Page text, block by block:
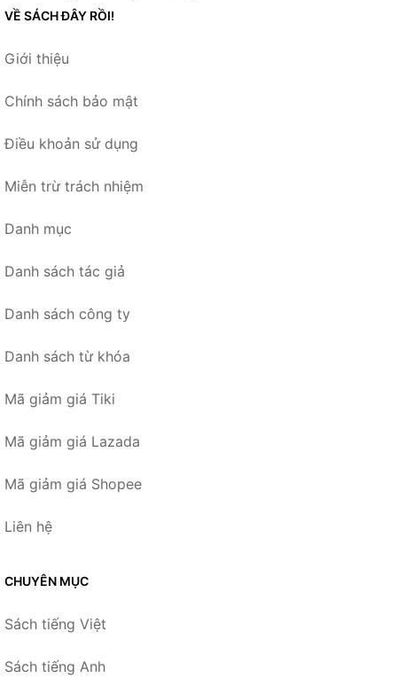
VỀ SÁCH ĐÂY RỒI!
Giới thiệu
Chính sách bảo mật
Điều khoản sử dụng
Miễn trừ trách nhiệm
Danh mục
Danh sách tác giả
Danh sách công ty
Danh sách từ khóa
Mã giảm giá Tiki
Mã giảm giá Lazada
Mã giảm giá Shopee
Liên hệ
CHUYÊN MỤC
Sách tiếng Việt
Sách tiếng Anh